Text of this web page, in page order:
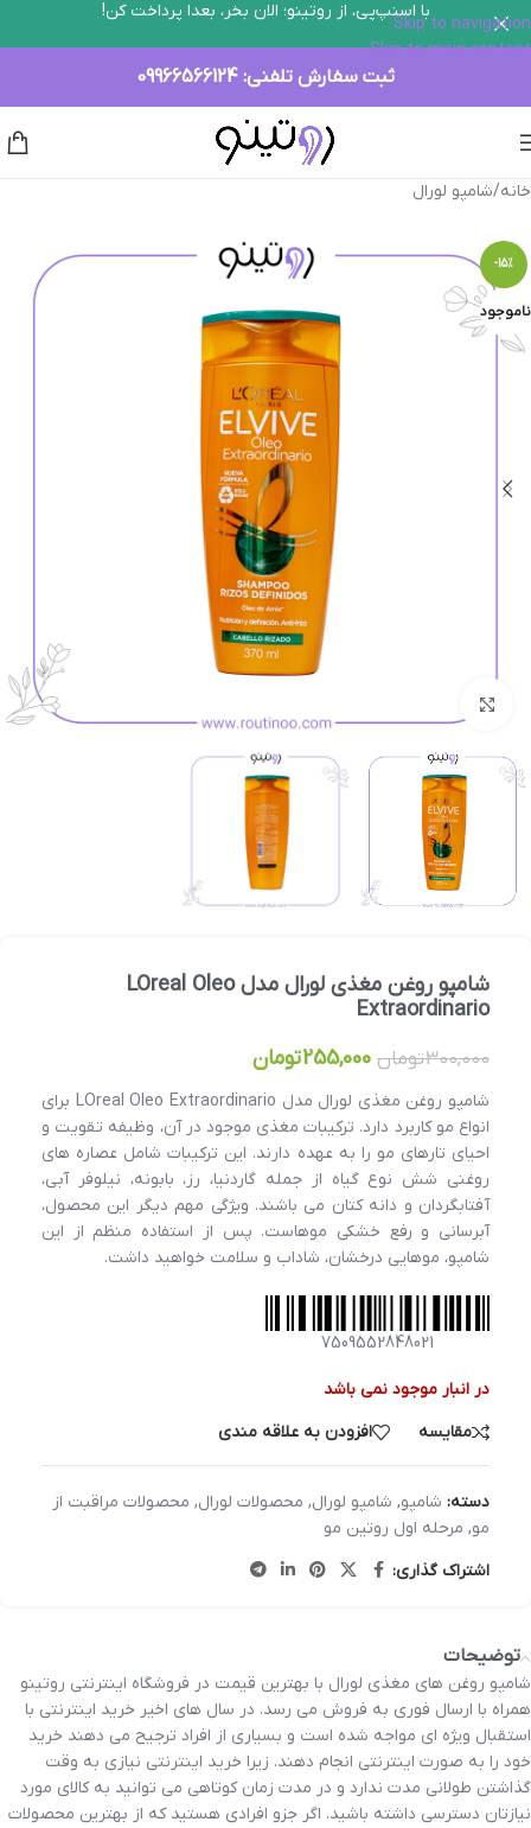
Skip to navigation
Skip to main content
با اسنپ‌پی، از روتینو؛ الان بخر، بعدا پرداخت کن!
ثبت سفارش تلفنی: 09966566124
خانه/شامپو لورال
-15%
ناموجود
شامپو روغن مغذی لورال مدل LOreal Oleo
Extraordinario
300,000تومان 255,000تومان
شامپو روغن مغذی لورال مدل LOreal Oleo Extraordinario برای
انواع مو کاربرد دارد. ترکیبات مغذی موجود در آن، وظیفه تقویت و
احیای تارهای مو را به عهده دارند. این ترکیبات شامل عصاره های
روغنی شش نوع گیاه از جمله گاردنیا، رز، بابونه، نیلوفر آبی،
آفتابگردان و دانه کتان می باشند. ویژگی مهم دیگر این محصول،
آبرسانی و رفع خشکی موهاست. پس از استفاده منظم از این
شامپو، موهایی درخشان، شاداب و سلامت خواهید داشت.
7509552848021
در انبار موجود نمی باشد
مقایسه
افزودن به علاقه مندی
دسته: شامپو, شامپو لورال, محصولات لورال, محصولات مراقبت از
مو, مرحله اول روتین مو
اشتراک گذاری:
توضیحات
شامپو روغن های مغذی لورال با بهترین قیمت در فروشگاه اینترنتی روتینو
همراه با ارسال فوری به فروش می رسد. در سال های اخیر خرید اینترنتی با
استقبال ویژه ای مواجه شده است و بسیاری از افراد ترجیح می دهند خرید
خود را به صورت اینترنتی انجام دهند. زیرا خرید اینترنتی نیازی به وقت
گذاشتن طولانی مدت ندارد و در مدت زمان کوتاهی می توانید به کالای مورد
نیازتان دسترسی داشته باشید. اگر جزو افرادی هستید که از بهترین محصولات